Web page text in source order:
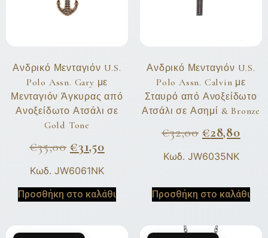
Ανδρικό Μενταγιόν U.S.
Polo Assn. Gary με
Μενταγιόν Άγκυρας από
Ανοξείδωτο Ατσάλι σε
Gold Tone
€35,00 €31,50
Κωδ. JW6061NK
Προσθήκη στο καλάθι
Ανδρικό Μενταγιόν U.S.
Polo Assn. Calvin με
Σταυρό από Ανοξείδωτο
Ατσάλι σε Ασημί & Bronze
€32,00 €28,80
Κωδ. JW6035NK
Προσθήκη στο καλάθι